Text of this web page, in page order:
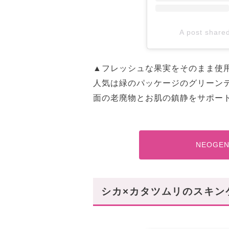
A post
▲フレッシュな果実をそのまま使
人気は緑のパッケージのグリー
面の老廃物とお肌の鎮静をサポー
シカ×カタツムリのスキ